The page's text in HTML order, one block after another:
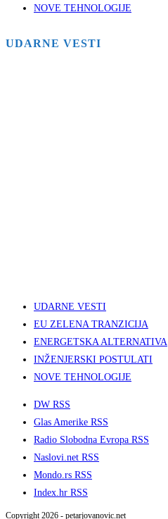
NOVE TEHNOLOGIJE
UDARNE VESTI
UDARNE VESTI
EU ZELENA TRANZICIJA
ENERGETSKA ALTERNATIVA
INŽENJERSKI POSTULATI
NOVE TEHNOLOGIJE
DW RSS
Glas Amerike RSS
Radio Slobodna Evropa RSS
Naslovi.net RSS
Mondo.rs RSS
Index.hr RSS
Copyright 2026 - petarjovanovic.net